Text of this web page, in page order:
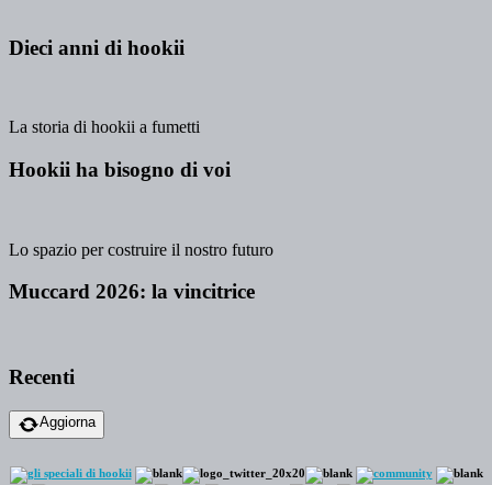
Dieci anni di hookii
La storia di hookii a fumetti
Hookii ha bisogno di voi
Lo spazio per costruire il nostro futuro
Muccard 2026: la vincitrice
Recenti
Aggiorna